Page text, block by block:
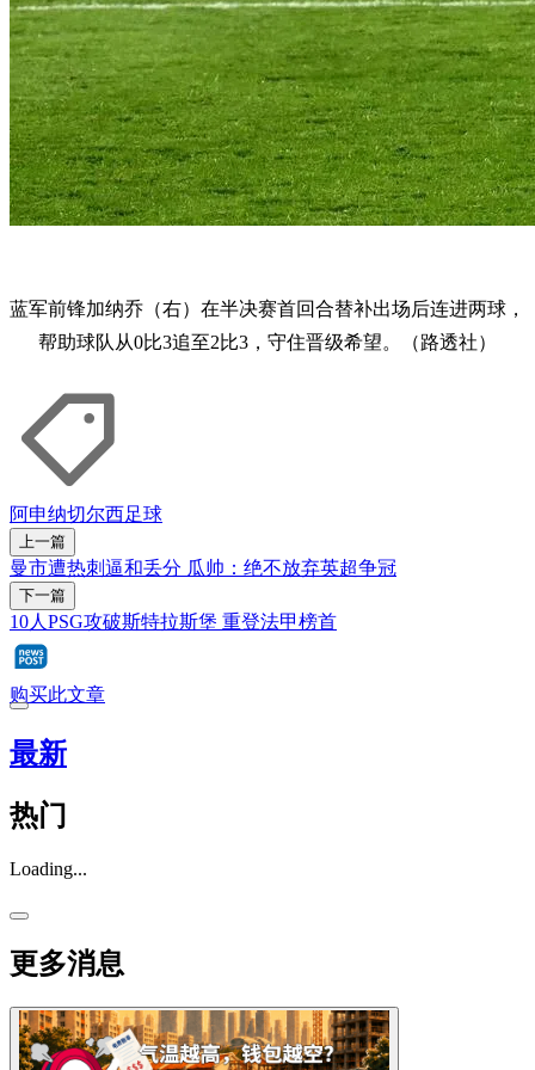
蓝军前锋加纳乔（右）在半决赛首回合替补出场后连进两球，
帮助球队从0比3追至2比3，守住晋级希望。（路透社）
阿申纳切尔西足球
上一篇
曼市遭热刺逼和丢分 瓜帅：绝不放弃英超争冠
下一篇
10人PSG攻破斯特拉斯堡 重登法甲榜首
购买此文章
最新
热门
Loading...
更多消息